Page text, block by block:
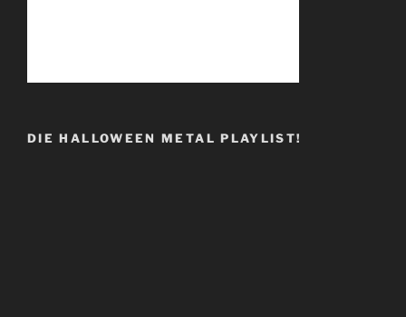
DIE HALLOWEEN METAL PLAYLIST!